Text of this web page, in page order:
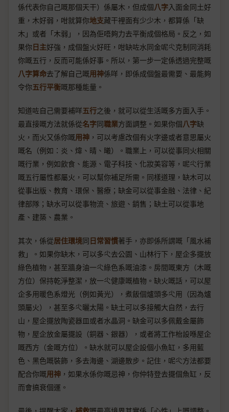
係代表你自己嘅那個天干）係屬木，但成個八字入面金同土好
重，木好弱，咁就算你地支藏干裡面有少少木，都算係「缺
木」或者「木弱」，因為佢唔夠力去平衡成個格局。反之，如
果你日主好強，成個盤火好旺，咁缺咗水同金呢尐克制同消耗
你嘅五行，反而可能係好事。所以，第一步一定係透過完整嘅
八字算命去了解自己嘅用神係咩，即係成個盤最需要、最能夠
令你五行平衡嘅那種能量。
知道咗自己需要補咩五行之後，就可以從生活嘅多方面入手。
最直接嘅方法就係從名字同職業方面調整。如果你個八字缺
火，而火又係你嘅用神 ，可以考慮改個有火字邊或者意思屬火
嘅名（例如：炎、煒、晴、曦）。職業上，可以從事同火相關
嘅行業，例如飲食、能源、電子科技、化妝美容等，呢尐行業
嘅五行屬性都屬火，可以幫你補足所需。同樣道理，缺木可以
從事出版、教育、環保、醫療；缺金可以從事金融、法律、紀
律部隊；缺水可以從事物流、旅遊、銷售；缺土可以從事地
產、建築、農業。
其次，係從居住環境同日常習慣著手，亦即係所謂嘅「風水補
救」。如果你缺木，可以多尐去公園、山林行下，屋企多擺放
綠色植物，甚至牆身油一尐綠色系嘅油漆。房間嘅東方（木嘅
方位）保持乾淨整潔，放一尐健康嘅植物。缺火嘅話，可以屋
企多用暖色系燈光（例如黃光），煮飯個爐頭多尐用（因為爐
頭屬火），甚至多尐曬太陽。缺土可以多接觸大自然，去行
山，屋企擺放陶瓷器皿或者水晶洞。缺金可以多佩戴金屬飾
物，屋企放金屬擺設（銅器、銀器），或者將工作枱設喺屋企
嘅西方（金嘅方位）。缺水就可以屋企設個小魚缸，多用藍
色、黑色嘅裝飾，多去海邊、湖邊散步。記住，呢尐方法都要
配合你嘅用神 ，如果水係你嘅忌神，你仲特登去擺個魚缸，反
而會搞衰個運。